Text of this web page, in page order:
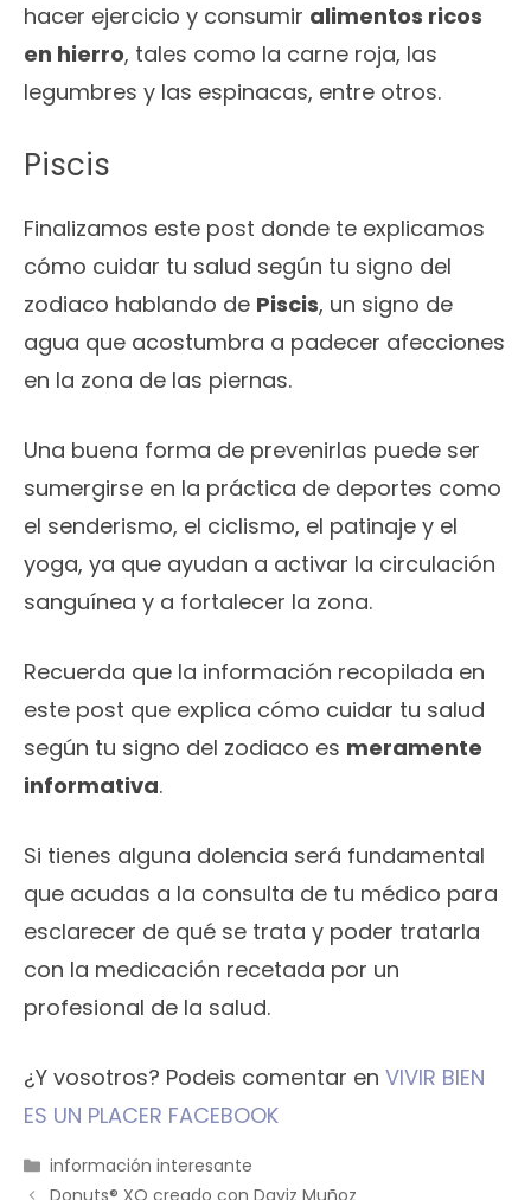
hacer ejercicio y consumir alimentos ricos
en hierro, tales como la carne roja, las
legumbres y las espinacas, entre otros.
Piscis
Finalizamos este post donde te explicamos
cómo cuidar tu salud según tu signo del
zodiaco hablando de Piscis, un signo de
agua que acostumbra a padecer afecciones
en la zona de las piernas.
Una buena forma de prevenirlas puede ser
sumergirse en la práctica de deportes como
el senderismo, el ciclismo, el patinaje y el
yoga, ya que ayudan a activar la circulación
sanguínea y a fortalecer la zona.
Recuerda que la información recopilada en
este post que explica cómo cuidar tu salud
según tu signo del zodiaco es meramente
informativa.
Si tienes alguna dolencia será fundamental
que acudas a la consulta de tu médico para
esclarecer de qué se trata y poder tratarla
con la medicación recetada por un
profesional de la salud.
¿Y vosotros? Podeis comentar en VIVIR BIEN
ES UN PLACER FACEBOOK
Categorías
información interesante